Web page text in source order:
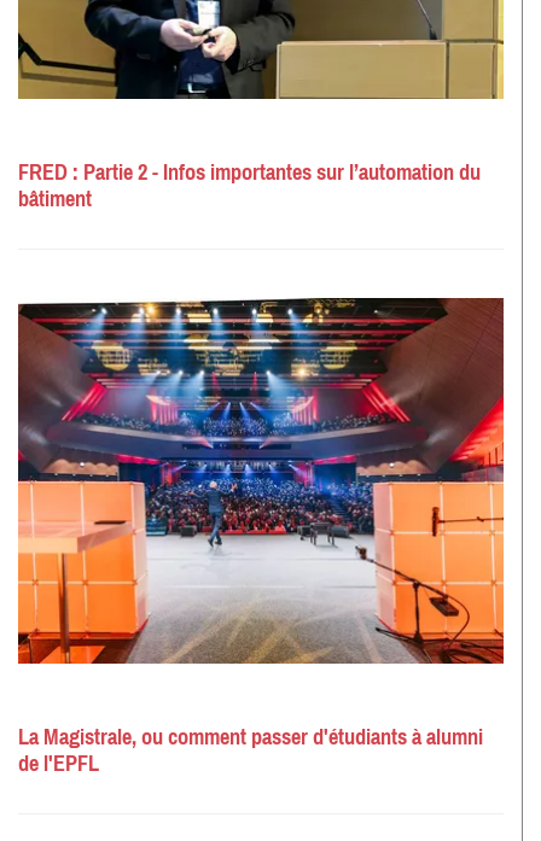
FRED : Partie 2 - Infos importantes sur l’automation du
bâtiment
La Magistrale, ou comment passer d'étudiants à alumni
de l'EPFL